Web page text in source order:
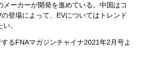
ーカーが開発を進めている。中国はコ
登場によって、EVについてはトレンド
。
るFNAマガジンチャイナ2021年2月号よ